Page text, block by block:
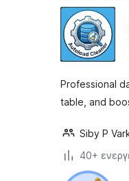
Professional
table, and
Siby P
40+